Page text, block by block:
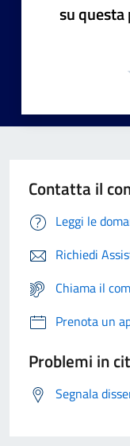
su questa
Contatta il
Leggi le
Richiedi
Chiama il
Prenota un
Problemi in
Segnala